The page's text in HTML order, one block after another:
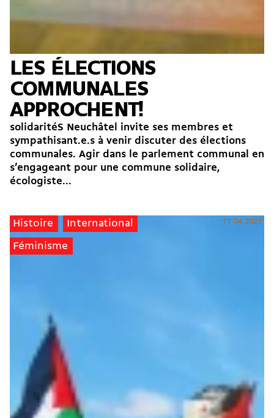
LES ÉLECTIONS
COMMUNALES
APPROCHENT!
solidaritéS Neuchâtel invite ses membres et
sympathisant.e.s à venir discuter des élections
communales. Agir dans le parlement communal en
s’engageant pour une commune solidaire,
écologiste...
Histoire International
Féminisme
11.04.2025